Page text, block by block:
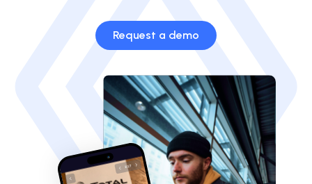
Request a demo